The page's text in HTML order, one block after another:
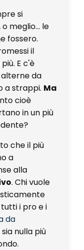
si
meglio... le
fossero.
il
E c'è
da
a strappi. Ma
cioè
in un più
che il più
a
alla
. Chi vuole
i pro e i
da
nulla più